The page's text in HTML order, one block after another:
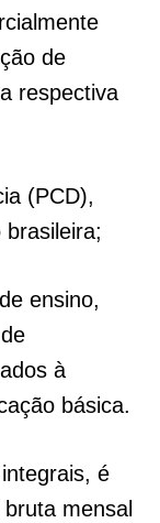
de
respectiva
(PCD),
ensino,
à
básica.
é
mensal